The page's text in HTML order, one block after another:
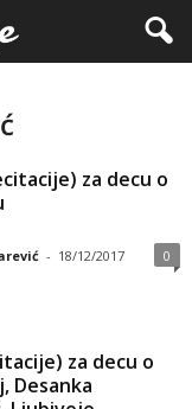
za decu o
- 18/12/2017 0
za decu o
Desanka